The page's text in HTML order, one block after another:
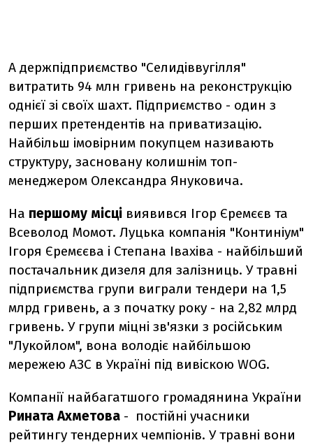
А держпідприємство "Селидіввугілля"
витратить 94 млн гривень на реконструкцію
однієї зі своїх шахт. Підприємство - один з
перших претендентів на приватизацію.
Найбільш імовірним покупцем називають
структуру, засновану колишнім топ-
менеджером Олександра Януковича.
На першому місці виявився Ігор Єремєєв та
Всеволод Момот. Луцька компанія "Континіум"
Ігоря Єремєєва і Степана Івахіва - найбільший
постачальник дизеля для залізниць. У травні
підприємства групи виграли тендери на 1,5
млрд гривень, а з початку року - на 2,82 млрд
гривень. У групи міцні зв'язки з російським
"Лукойлом", вона володіє найбільшою
мережею АЗС в Україні під вивіскою WOG.
Компанії найбагатшого громадянина України
Рината Ахметова - постійні учасники
рейтингу тендерних чемпіонів. У травні вони